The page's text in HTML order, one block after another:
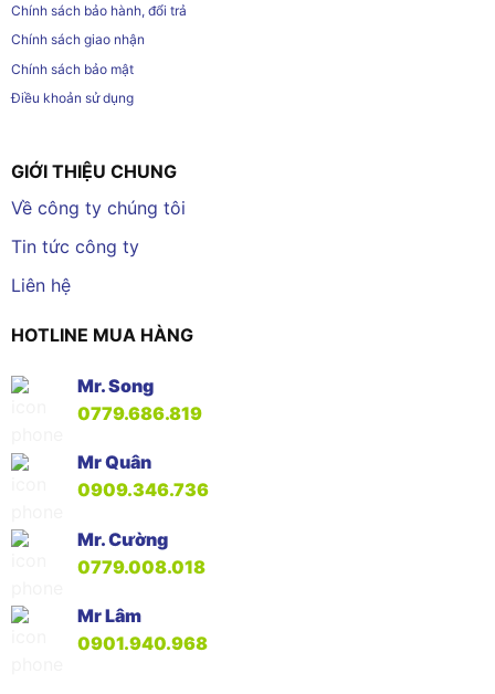
Chính sách bảo hành, đổi trả
Chính sách giao nhận
Chính sách bảo mật
Điều khoản sử dụng
GIỚI THIỆU CHUNG
Về công ty chúng tôi
Tin tức công ty
Liên hệ
HOTLINE MUA HÀNG
Mr. Song
0779.686.819
Mr Quân
0909.346.736
Mr. Cường
0779.008.018
Mr Lâm
0901.940.968